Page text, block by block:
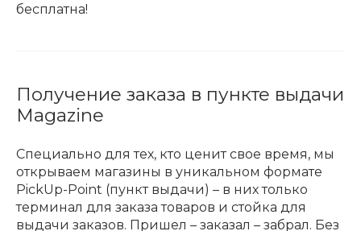
бесплатна!
Получение заказа в пункте выдачи
Magazine
Специально для тех, кто ценит свое время, мы
открываем магазины в уникальном формате
PickUp-Point (пункт выдачи) – в них только
терминал для заказа товаров и стойка для
выдачи заказов. Пришел – заказал – забрал. Без